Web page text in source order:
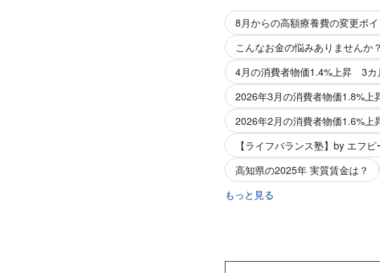
8月からの高額療養費の変更ポ
こんなお金の悩みありませんか？
4月の消費者物価1.4%上昇 3カ
2026年3月の消費者物価1.8%上
2026年2月の消費者物価1.6%上
【ライフバランス塾】by エフ
高知県の2025年 実質賃金は？
もっと見る